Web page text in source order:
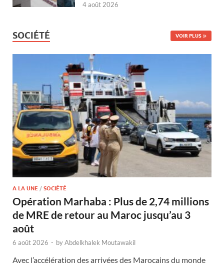
4 août 2026
SOCIÉTÉ VOIR PLUS
A LA UNE / SOCIÉTÉ
Opération Marhaba : Plus de 2,74 millions
de MRE de retour au Maroc jusqu’au 3
août
6 août 2026 - byAbdelkhalek Moutawakil
Avec l’accélération des arrivées des Marocains du monde